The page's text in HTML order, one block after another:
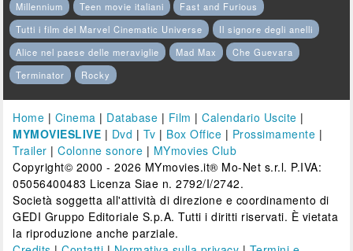
Millennium
Teen movie italiani
Fast and Furious
Tutti i film del Marvel Cinematic Universe
Il signore degli anelli
Alice nel paese delle meraviglie
Mad Max
Che Guevara
Terminator
Rocky
Home | Cinema | Database | Film |Calendario Uscite |
MYMOVIESLIVE | Dvd | Tv | Box Office | Prossimamente |
Trailer |Colonne sonore | MYmovies Club
Copyright© 2000 - 2026 MYmovies.it® Mo-Net s.r.l. P.IVA:
05056400483 Licenza Siae n. 2792/I/2742.
Società soggetta all'attività di direzione e coordinamento di
GEDI Gruppo Editoriale S.p.A. Tutti i diritti riservati. È vietata
la riproduzione anche parziale.